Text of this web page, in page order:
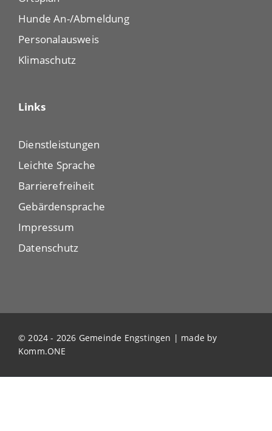
Hunde An-/Abmeldung
Personalausweis
Klimaschutz
Links
Dienstleistungen
Leichte Sprache
Barrierefreiheit
Gebärdensprache
Impressum
Datenschutz
© 2024 - 2026 Gemeinde Engstingen | made by
Komm.ONE